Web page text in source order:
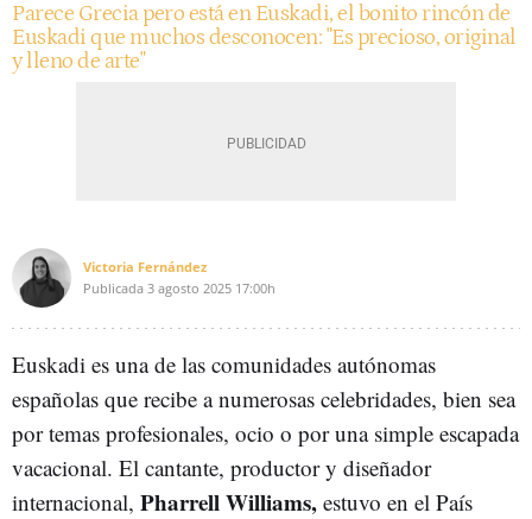
Parece Grecia pero está en Euskadi, el bonito rincón de
Euskadi que muchos desconocen: "Es precioso, original
y lleno de arte"
Victoria Fernández
Publicada 3 agosto 2025 17:00h
Euskadi es una de las comunidades autónomas
españolas que recibe a numerosas celebridades, bien sea
por temas profesionales, ocio o por una simple escapada
vacacional. El cantante, productor y diseñador
internacional, Pharrell Williams, estuvo en el País